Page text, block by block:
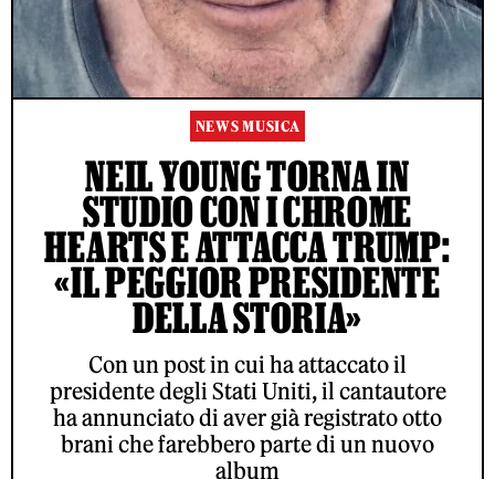
NEWS MUSICA
NEIL YOUNG TORNA IN
STUDIO CON I CHROME
HEARTS E ATTACCA TRUMP:
«IL PEGGIOR PRESIDENTE
DELLA STORIA»
Con un post in cui ha attaccato il
presidente degli Stati Uniti, il cantautore
ha annunciato di aver già registrato otto
brani che farebbero parte di un nuovo
album